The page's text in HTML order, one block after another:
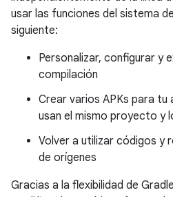
usar las funciones del sistema
siguiente:
Personalizar, configurar y
compilación
Crear varios APKs para
usan el mismo proyecto y
Volver a utilizar códigos y
de orígenes
Gracias a la flexibilidad de